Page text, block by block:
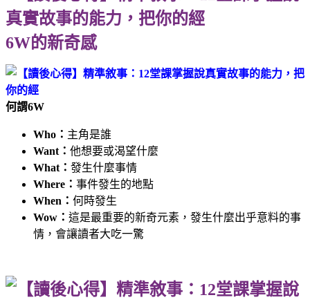
6W的新奇感
何謂6W
Who： 主角是誰
Want： 他想要或渴望什麼
What： 發生什麼事情
Where： 事件發生的地點
When： 何時發生
Wow： 這是最重要的新奇元素，發生什麼出乎意料的事
情，會讓讀者大吃一驚